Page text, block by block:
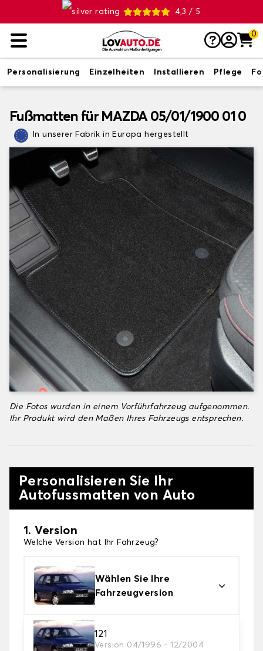
4,3 / 5
0
Personalisierung Einzelheiten Installieren Pflege
Fußmatten für MAZDA 05/01/1900 01 0
In unserer Fabrik in Europa hergestellt
Die Fotos wurden in einem Vorführfahrzeug aufgenommen.
Ihr Produkt wird den Maßen Ihres Fahrzeugs entsprechen.
Personalisieren Sie Ihr
Autofussmatten von Auto
1. Version
Welche Version hat Ihr Fahrzeug?
Wählen Sie Ihre
Fahrzeugversion
121
Version 04/1996 - 12/2004
2. Material
Wählen Sie das Material Ihres Autofussmatten